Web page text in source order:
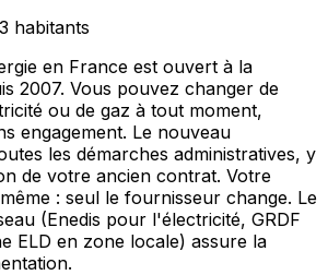
habitants
en France est ouvert à la
2007. Vous pouvez changer de
ou de gaz à tout moment,
engagement. Le nouveau
les démarches administratives, y
de votre ancien contrat. Votre
: seul le fournisseur change. Le
(Enedis pour l'électricité, GRDF
ELD en zone locale) assure la